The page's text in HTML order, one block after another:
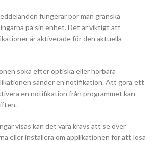
fungerar bör man granska
på sin enhet. Det är viktigt att
är aktiverade för den aktuella
söka efter optiska eller hörbara
sänder en notifikation. Att göra ett
en notifikation från programmet kan
visas kan det vara krävs att se över
eller installera om applikationen för att lösa